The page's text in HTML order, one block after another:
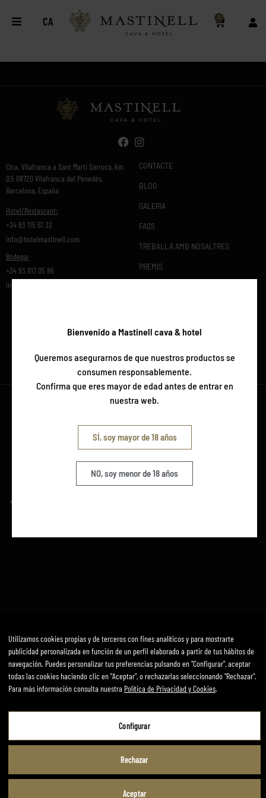
CA 0
Ctra. Vilafranca a Sant Marti Sarroca, km
0,5 08720 Vilafranca del Penedés,
Barcelona, España
Hotel/Restaurant:
+34 93 115 61 32
info@hotelmastinell.com
Bodega:
+34 93 817 05 86
info@mastinell.com
CONTACTE
BLOG
GALERIA
FAQS
TREBALLA AMB NOSALTRES
PREMIS
Avís Legal Política de privadesa i cookies Termes i condicions
Desenvolupat per mirai
Bienvenido a Mastinell cava & hotel
Queremos asegurarnos de que nuestros productos se
consumen responsablemente.
Confirma que eres mayor de edad antes de entrar en
nuestra web.
SÍ, soy mayor de 18 años
NO, soy menor de 18 años
Utilizamos cookies propias y de terceros con fines analíticos y para mostrarte
publicidad personalizada en función de un perfil elaborado a partir de tus hábitos de
navegación. Puedes personalizar tus preferencias pulsando en "Configurar", aceptar
todas las cookies haciendo clic en "Aceptar", o rechazarlas seleccionando "Rechazar".
Para más información consulta nuestra Política de Privacidad y Cookies.
Configurar
Rechazar
Aceptar
Aviso Legal
Configurar